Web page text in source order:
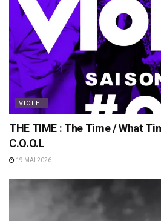
VIOLET
THE TIME : The Time / What
C.O.O.L
19 MAI 2026